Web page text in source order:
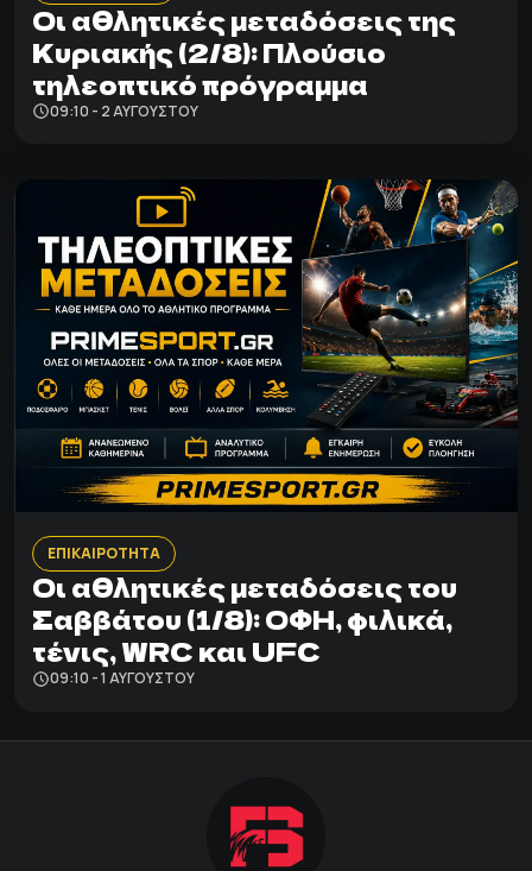
Οι αθλητικές μεταδόσεις της
Κυριακής (2/8): Πλούσιο
τηλεοπτικό πρόγραμμα
09:10 - 2 ΑΥΓΟΎΣΤΟΥ
ΕΠΙΚΑΙΡΟΤΗΤΑ
Οι αθλητικές μεταδόσεις του
Σαββάτου (1/8): ΟΦΗ, φιλικά,
τένις, WRC και UFC
09:10 - 1 ΑΥΓΟΎΣΤΟΥ